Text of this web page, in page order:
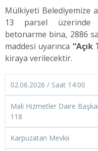
Mülkiyeti Belediyemize
13 parsel üzerinde
betonarme bina, 2886
maddesi uyarınca “Açık
kiraya verilecektir.
02.06.2026 / Saat 14:00
Mali Hizmetler Daire
118
Karpuzatan Mevkii